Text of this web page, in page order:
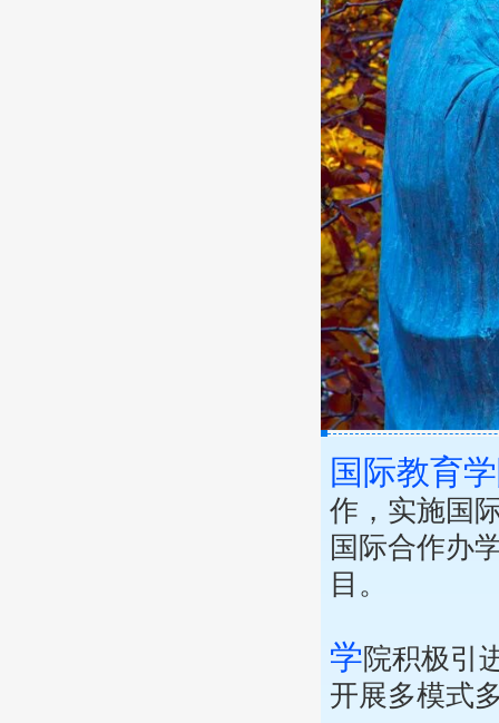
国际教育
作，实施国
国际合作办
目。
学院积极引
开展多模式